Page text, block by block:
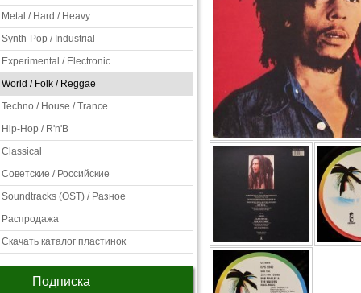
Metal / Hard / Heavy
Synth-Pop / Industrial
Experimental / Electronic
World / Folk / Reggae
Techno / House / Trance
Hip-Hop / R'n'B
Classical
Советские / Российские
Soundtracks (OST) / Разное
Распродажа
Скачать каталог пластинок
Подписка